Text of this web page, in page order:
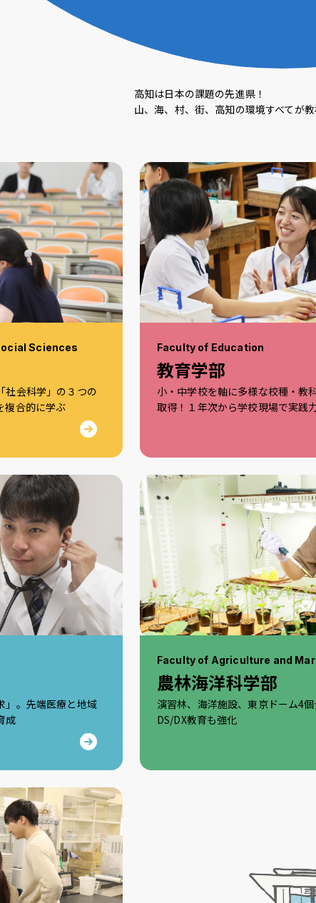
高知は日本の課題の先進県！
山、海、村、街、高知の環境すべてが教
Sciences
社会科学」の３つの
複合的に学ぶ
Faculty of Education
教育学部
小・中学校を軸に多様な校種・教
取得！１年次から学校現場で実践
」。先端医療と地域
成
Faculty of Agriculture and
農林海洋科学部
演習林、海洋施設、東京ドーム4個
DS/DX教育も強化